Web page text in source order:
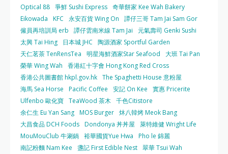
Optical 88 爭鮮 Sushi Express 奇華餅家 Kee Wah Bakery
Eikowada
KFC 永安百貨 Wing On
譚仔三哥 Tam Jai Sam Gor
僱員再培訓局 erb
譚仔雲南米線 Tam Jai
元氣壽司 Genki Sushi
太興 Tai Hing
日本城 JHC
陶源酒家 Sportful Garden
天仁茗茶 TenRensTea
明星海鮮酒家Star Seafood
大班 Tai Pan
榮華 Wing Wah
香港紅十字會 Hong Kong Red Cross
香港公共圖書館 hkpl.gov.hk The Spaghetti House 意粉屋
海馬 Sea Horse
Pacific Coffee 安記 On Kee
實惠 Pricerite
Ulfenbo 歐化寶 TeaWood 茶木 千色Citistore
余仁生 Eu Yan Sang MOS Burger 炑八韓烤 Meok Bang
大昌食品 DCH Foods Dondonya 丼丼屋
萊特維健 Wright Life
MouMouClub 牛涮鍋 裕華國貨Yue Hwa
Pho le 錦麗
南記粉麵 Nam Kee
盞記 First Edible Nest 翠華 Tsui Wah